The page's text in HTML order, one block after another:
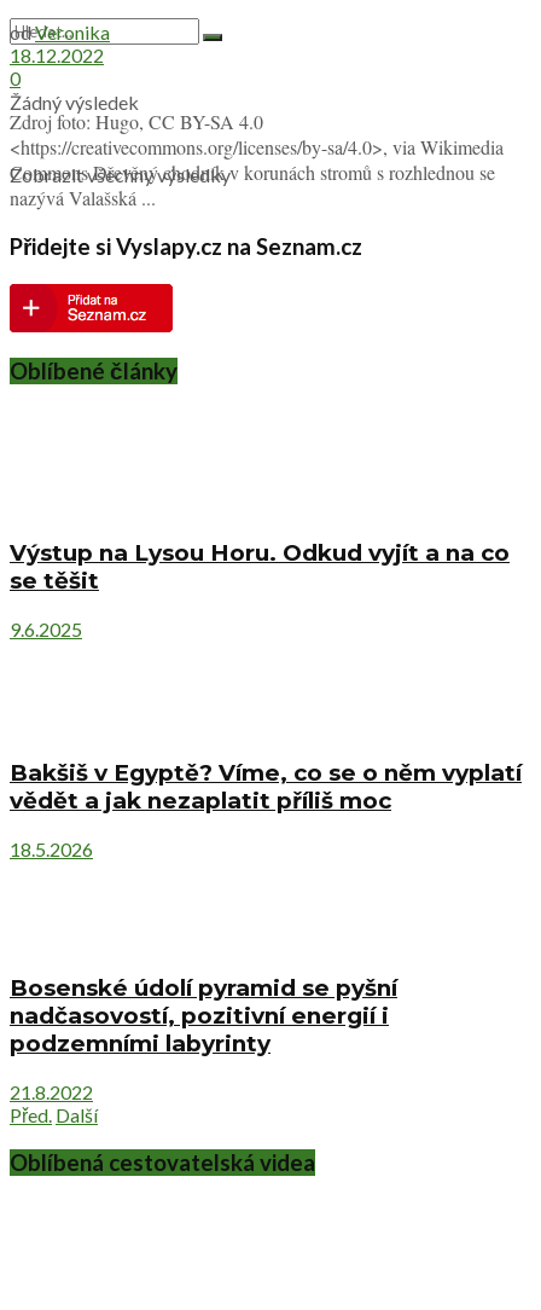
Žádný výsledek
Zobrazit všechny výsledky
odVeronika
18.12.2022
0
Zdroj foto: Hugo, CC BY-SA 4.0
<https://creativecommons.org/licenses/by-sa/4.0>, via Wikimedia
Commons Dřevěný chodník v korunách stromů s rozhlednou se
nazývá Valašská ...
Přidejte si Vyslapy.cz na Seznam.cz
Oblíbené články
Výstup na Lysou Horu. Odkud vyjít a na co
se těšit
9.6.2025
Bakšiš v Egyptě? Víme, co se o něm vyplatí
vědět a jak nezaplatit příliš moc
18.5.2026
Bosenské údolí pyramid se pyšní
nadčasovostí, pozitivní energií i
podzemními labyrinty
21.8.2022
Před. Další
Oblíbená cestovatelská videa